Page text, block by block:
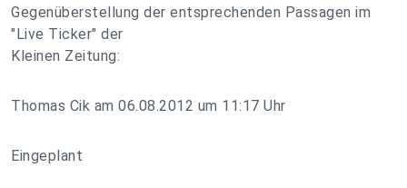
Gegenüberstellung der entsprechenden Passagen im
"Live Ticker" der
Kleinen Zeitung:
Thomas Cik am 06.08.2012 um 11:17 Uhr
Eingeplant